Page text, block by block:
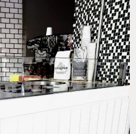
FOTO: INSTAGRAM @CREPA_COYOACAN